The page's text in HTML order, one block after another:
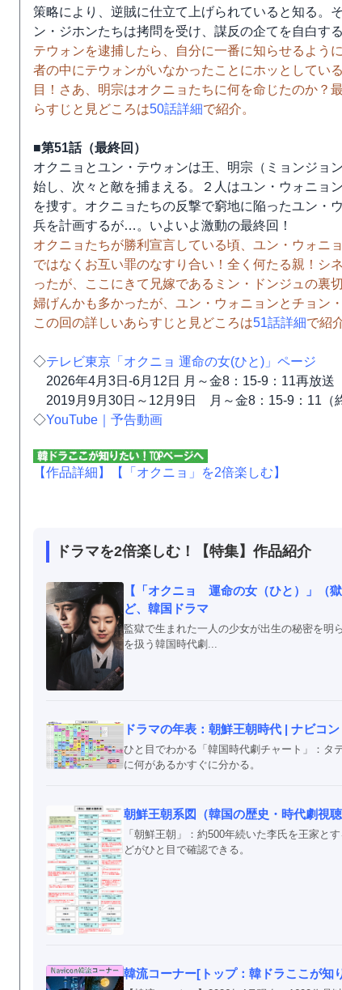
策略により、逆賊に仕立て上げられていると知る。
ン・ジホンたちは拷問を受け、謀反の企てを自白す
テウォンを逮捕したら、自分に一番に知らせるよう
者の中にテウォンがいなかったことにホッとしてい
目！さあ、明宗はオクニョたちに何を命じたのか？
らすじと見どころは50話詳細で紹介。
■第51話（最終回）
オクニョとユン・テウォンは王、明宗（ミョンジョ
始し、次々と敵を捕まえる。２人はユン・ウォニョ
を捜す。オクニョたちの反撃で窮地に陥ったユン・
兵を計画するが…。いよいよ激動の最終回！
オクニョたちが勝利宣言している頃、ユン・ウォニ
ではなくお互い罪のなすり合い！全く何たる親！シ
ったが、ここにきて兄嫁であるミン・ドンジュの裏
婦げんかも多かったが、ユン・ウォニョンとチョン
この回の詳しいあらすじと見どころは51話詳細で紹
◇テレビ東京「オクニョ 運命の女(ひと)」ページ
2026年4月3日-6月12日 月～金8：15-9：11再放送
2019月9月30日～12月9日 月～金8：15-9：11（
◇YouTube｜予告動画
【作品詳細】 【「オクニョ」を2倍楽しむ】
ドラマを2倍楽しむ！【特集】作品紹介
【「オクニョ 運命の女（ひと）」（
ど、韓国ドラマ
監獄で生まれた一人の少女が出生の秘密を明
を扱う韓国時代劇...
ドラマの年表：朝鮮王朝時代 | ナビコン
ひと目でわかる「韓国時代劇チャート」：タ
に何があるかすぐに分かる。
朝鮮王朝系図（韓国の歴史・時代劇視聴
「朝鮮王朝」：約500年続いた李氏を王家と
どがひと目で確認できる。
韓流コーナー[トップ：韓ドラここが知